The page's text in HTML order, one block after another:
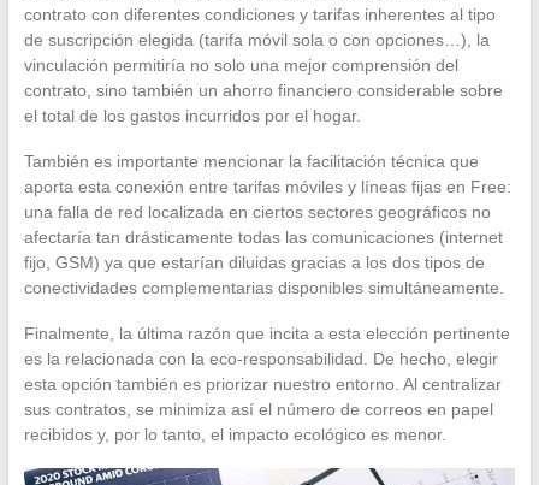
contrato con diferentes condiciones y tarifas inherentes al tipo
de suscripción elegida (tarifa móvil sola o con opciones…), la
vinculación permitiría no solo una mejor comprensión del
contrato, sino también un ahorro financiero considerable sobre
el total de los gastos incurridos por el hogar.
También es importante mencionar la facilitación técnica que
aporta esta conexión entre tarifas móviles y líneas fijas en Free:
una falla de red localizada en ciertos sectores geográficos no
afectaría tan drásticamente todas las comunicaciones (internet
fijo, GSM) ya que estarían diluidas gracias a los dos tipos de
conectividades complementarias disponibles simultáneamente.
Finalmente, la última razón que incita a esta elección pertinente
es la relacionada con la eco-responsabilidad. De hecho, elegir
esta opción también es priorizar nuestro entorno. Al centralizar
sus contratos, se minimiza así el número de correos en papel
recibidos y, por lo tanto, el impacto ecológico es menor.